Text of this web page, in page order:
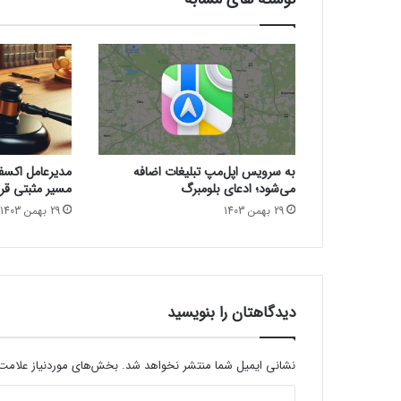
ن
م
ا
ی
ش
گ
ر
ا
و
ل
د
و
ه
ر
ی
۲
۴
س
به سرویس اپل‌مپ تبلیغات اضافه
می‌شود؛ ادعای بلومبرگ
29 بهمن 1403
مدیرعامل
مسیر مثبتی
29 بهمن 1403
دیدگاهتان را بنویسید
نشانی ایمیل شما منتشر نخواهد شد. بخش‌های موردنیاز